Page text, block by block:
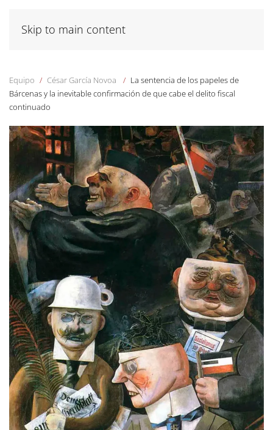
Skip to main content
Equipo César García Novoa
La sentencia de los papeles de
Bárcenas y la inevitable confirmación de que cabe el delito fiscal
continuado